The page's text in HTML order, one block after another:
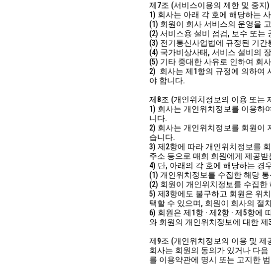
제7조 (서비스이용의 제한 및 중지)
1) 회사는 아래 각 호에 해당하는
(1) 회원이 회사 서비스의 운영을
(2) 서비스용 설비 점검, 보수 또는
(3) 전기통신사업법에 규정된 기
(4) 국가비상사태, 서비스 설비의
(5) 기타 중대한 사유로 인하여 회
2) 회사는 제1항의 규정에 의하여
야 합니다.
제8조 (개인위치정보의 이용 또는
1) 회사는 개인위치정보를 이용하
니다.
2) 회사는 개인위치정보를 회원이
습니다.
3) 제2항에 따라 개인위치정보를
주소 등으로 매회 회원에게 제공
4) 단, 아래의 각 호에 해당하는 경
(1) 개인위치정보를 수집한 해당
(2) 회원이 개인위치정보를 수집
5) 제3항에도 불구하고 회원은 위
택할 수 있으며, 회원이 회사의 절
6) 회원은 제1항 · 제2항 · 제5항
와 회원의 개인위치정보에 대한
제9조 (개인위치정보의 이용 및 제
회사는 회원의 동의가 있거나 다
를 이용약관에 명시 또는 고지한